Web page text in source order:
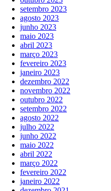
setembro 2023
agosto 2023
junho 2023
maio 2023
abril 2023
março 2023
fevereiro 2023
janeiro 2023
dezembro 2022
novembro 2022
outubro 2022
setembro 2022
agosto 2022
julho 2022
junho 2022
maio 2022
abril 2022
março 2022
fevereiro 2022
janeiro 2022